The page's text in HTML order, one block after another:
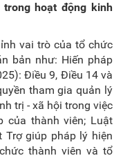
hoạt động kinh
vai trò của tổ chức
bản như: Hiến pháp
Điều 9, Điều 14 và
tham gia quản lý
trị - xã hội trong việc
của thành viên; Luật
Trợ giúp pháp lý hiện
thành viên và tổ